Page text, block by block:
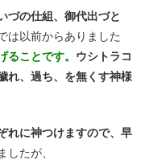
づの仕組、御代出づと
は以前からありました
ることです。 ウシトラコ
れ、過ち、を無くす神様
に神つけますので、早
したが、